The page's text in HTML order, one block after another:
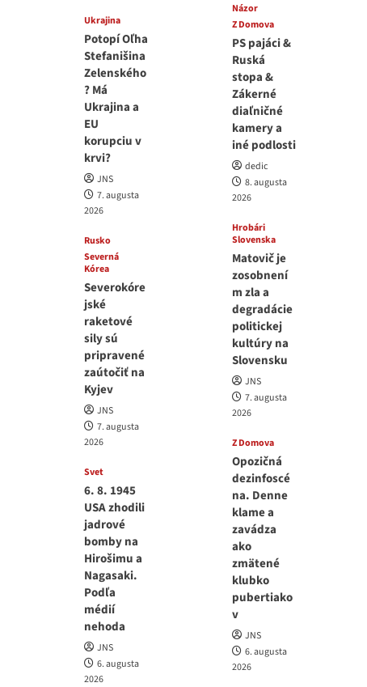
Ukrajina
Potopí Oľha
Stefanišina
Zelenského
? Má
Ukrajina a
EU
korupciu v
krvi?
JNS
7. augusta
2026
Rusko
Severná
Kórea
Severokóre
jské
raketové
sily sú
pripravené
zaútočiť na
Kyjev
JNS
7. augusta
2026
Svet
6. 8. 1945
USA zhodili
jadrové
bomby na
Hirošimu a
Nagasaki.
Podľa
médií
nehoda
JNS
6. augusta
2026
Názor
Z Domova
PS pajáci &
Ruská
stopa &
Zákerné
diaľničné
kamery a
iné podlosti
dedic
8. augusta
2026
Hrobári
Slovenska
Matovič je
zosobnení
m zla a
degradácie
politickej
kultúry na
Slovensku
JNS
7. augusta
2026
Z Domova
Opozičná
dezinfoscé
na. Denne
klame a
zavádza
ako
zmätené
klubko
pubertiako
v
JNS
6. augusta
2026